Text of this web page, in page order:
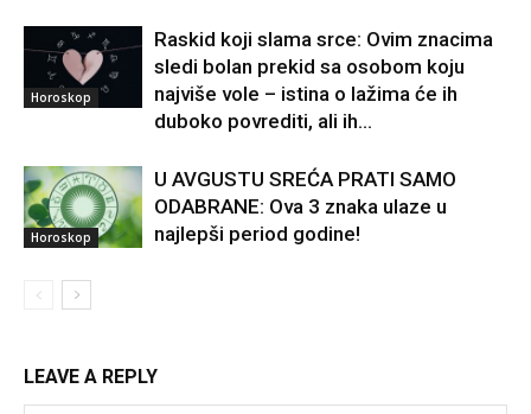
Horoskop
Raskid koji slama srce: Ovim znacima
sledi bolan prekid sa osobom koju
najviše vole – istina o lažima će ih
duboko povrediti, ali ih...
Horoskop
U AVGUSTU SREĆA PRATI SAMO
ODABRANE: Ova 3 znaka ulaze u
najlepši period godine!
LEAVE A REPLY